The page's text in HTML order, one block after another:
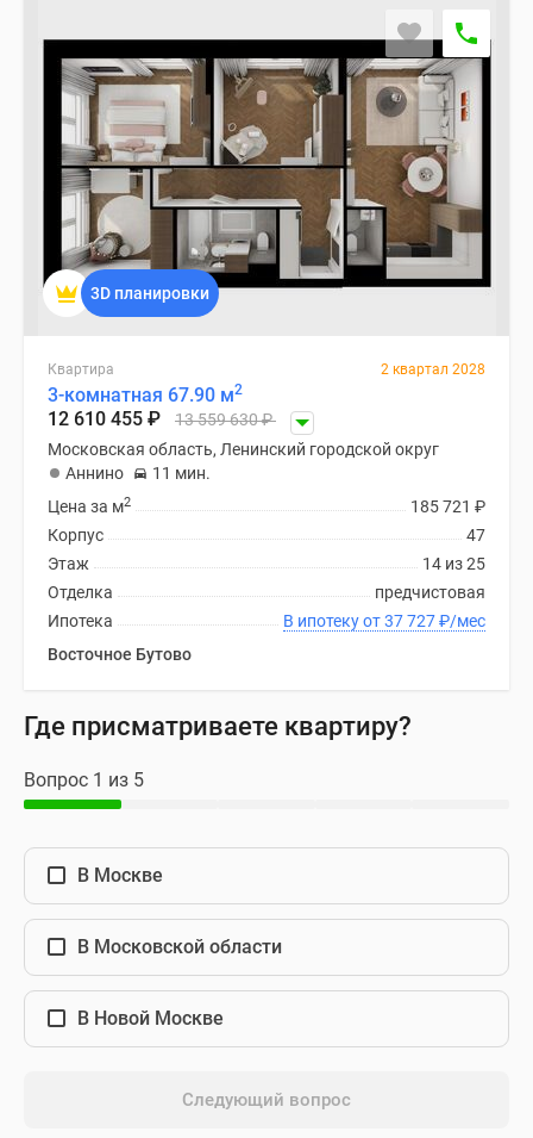
3D планировки
Квартира 2 квартал 2028
3-комнатная 67.90 м2
12 610 455 ₽ 13 559 630₽
Московская область, Ленинский городской округ
Аннино
11 мин.
185 721 ₽
Цена за м2
47
Корпус
14 из 25
Этаж
предчистовая
Отделка
В ипотеку от 37 727₽/мес
Ипотека
Восточное Бутово
Где присматриваете квартиру?
Вопрос 1 из 5
В Москве
В Московской области
В Новой Москве
Следующий вопрос